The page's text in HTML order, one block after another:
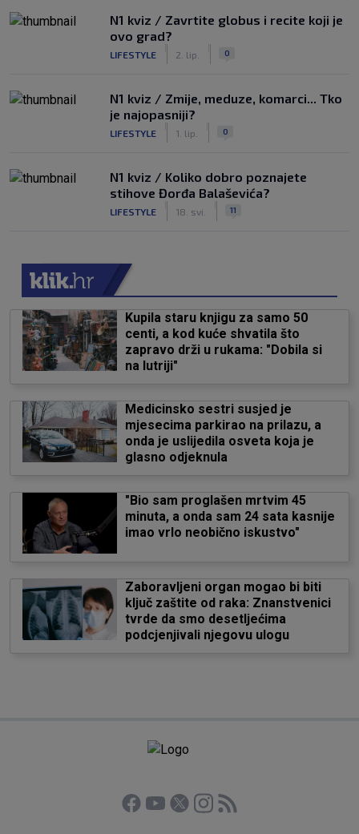
N1 kviz / Zavrtite globus i recite koji je
ovo grad?
LIFESTYLE 2. lip. 0
N1 kviz / Zmije, meduze, komarci... Tko
je najopasniji?
LIFESTYLE 1. lip. 0
N1 kviz / Koliko dobro poznajete
stihove Đorđa Balaševića?
LIFESTYLE 18. svi. 11
Kupila staru knjigu za samo 50
centi, a kod kuće shvatila što
zapravo drži u rukama: "Dobila si
na lutriji"
Medicinsko sestri susjed je
mjesecima parkirao na prilazu, a
onda je uslijedila osveta koja je
glasno odjeknula
"Bio sam proglašen mrtvim 45
minuta, a onda sam 24 sata kasnije
imao vrlo neobično iskustvo"
Zaboravljeni organ mogao bi biti
ključ zaštite od raka: Znanstvenici
tvrde da smo desetljećima
podcjenjivali njegovu ulogu